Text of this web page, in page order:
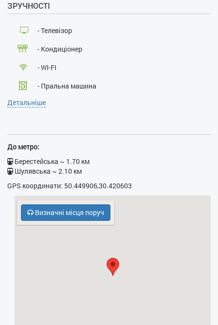
Проживання з господарями:
заходів:ні
ЗРУЧНОСТІ
- Телевізор
- Кондиціонер
- WI-FI
- Пральна машина
- Кабельне ТБ
- Бойлер
- Фен
- Електрочайник
- Безкоштовний паркінг
Детальніше
До метро:
Берестейська ~ 1.70 км
Шулявська ~ 2.10 км
GPS координати: 50.449906,30.420603
Визначні місця поруч